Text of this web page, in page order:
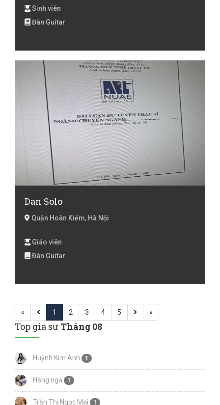
Sinh viên
Đàn Guitar
Dan Solo
Quận Hoàn Kiếm, Hà Nội
Giáo viên
Đàn Guitar
« 1 2 3 4 5 »
Top gia sư Tháng 08
Huỳnh Kim Anh 1
Hằng nga 1
Trần Thị Ngọc Mai 1